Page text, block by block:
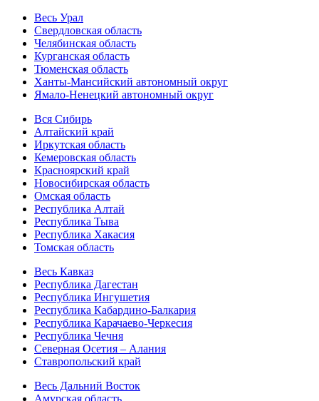
Весь Урал
Свердловская область
Челябинская область
Курганская область
Тюменская область
Ханты-Мансийский автономный округ
Ямало-Ненецкий автономный округ
Вся Сибирь
Алтайский край
Иркутская область
Кемеровская область
Красноярский край
Новосибирская область
Омская область
Республика Алтай
Республика Тыва
Республика Хакасия
Томская область
Весь Кавказ
Республика Дагестан
Республика Ингушетия
Республика Кабардино-Балкария
Республика Карачаево-Черкесия
Республика Чечня
Северная Осетия – Алания
Ставропольский край
Весь Дальний Восток
Амурская область